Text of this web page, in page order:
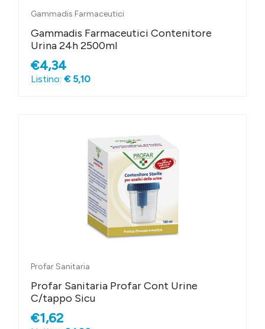
Gammadis Farmaceutici
Gammadis Farmaceutici Contenitore
Urina 24h 2500ml
€4,34
Listino: € 5,10
Profar Sanitaria
Profar Sanitaria Profar Cont Urine
C/tappo Sicu
€1,62